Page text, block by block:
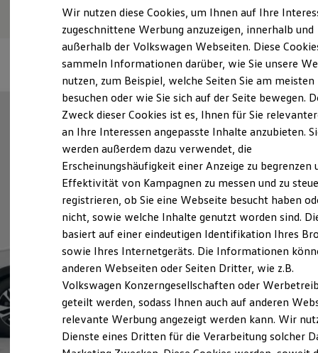
Elektroautos
ID. Tutorials
Elektrofahrzeugkonzepte
Reichweite
Reichweite der ID. Modelle
Reichweite im Winter
Laden
Laden unterwegs
Laden Zuhause
Ladezeitensimulator
Batterie
Sicherheit
Garantie und Lebensdauer
Nachhaltigkeit
Technologie
Kosten und Kauf
Verbrauchskosten
Kaufoptionen
E-Auto-Förderung
Software und Konnektivität
Die ID. Software 6
ID. Software Versionen und Updates
Digitale Extras
Schnittstellen zu Ihrem ID.
Wir nutzen diese Cookies, um Ihnen auf Ihre
zugeschnittene Werbung anzuzeigen, innerhalb und
außerhalb der Volkswagen Webseiten. Diese
sammeln Informationen darüber, wie Sie unsere
nutzen, zum Beispiel, welche Seiten Sie am meisten
besuchen oder wie Sie sich auf der Seite bewegen.
Zweck dieser Cookies ist es, Ihnen für Sie
an Ihre Interessen angepasste Inhalte anzubieten.
werden außerdem dazu verwendet, die
Erscheinungshäufigkeit einer Anzeige zu begrenzen
Effektivität von Kampagnen zu messen und zu
registrieren, ob Sie eine Webseite besucht haben
nicht, sowie welche Inhalte genutzt worden sind.
basiert auf einer eindeutigen Identifikation Ihres
sowie Ihres Internetgeräts. Die Informationen
anderen Webseiten oder Seiten Dritter, wie z.B.
Volkswagen Konzerngesellschaften oder
geteilt werden, sodass Ihnen auch auf anderen
relevante Werbung angezeigt werden kann. Wir
Dienste eines Dritten für die Verarbeitung solcher